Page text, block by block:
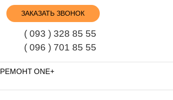
ЗАКАЗАТЬ ЗВОНОК
( 093 ) 328 85 55
( 096 ) 701 85 55
РЕМОНТ ONE+